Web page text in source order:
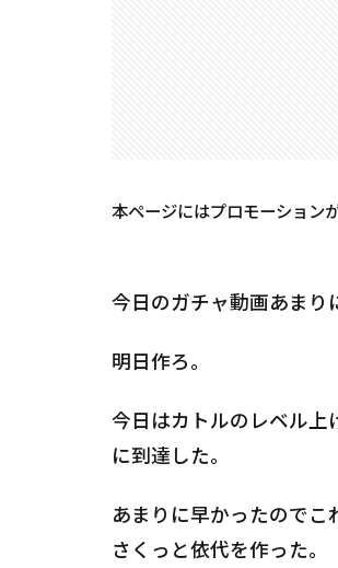
本ページにはプロモーション
今日のガチャ動画あまり
明日作ろ。
今日はカトルのレベル上
に到達した。
あまりに早かったのでこ
さくっと依代を作った。